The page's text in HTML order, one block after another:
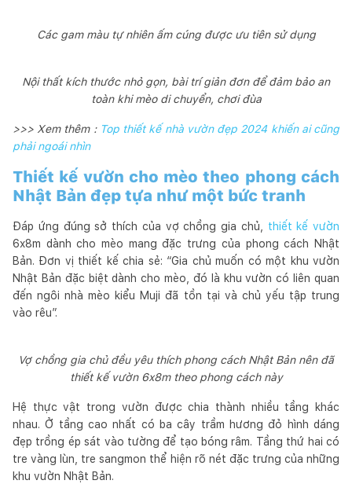
Các gam màu tự nhiên ấm cúng được ưu tiên sử dụng
Nội thất kích thước nhỏ gọn, bài trí giản đơn để đảm bảo an
toàn khi mèo di chuyển, chơi đùa
>>> Xem thêm : Top thiết kế nhà vườn đẹp 2024 khiến ai cũng
phải ngoái nhìn
Thiết kế vườn cho mèo theo phong cách
Nhật Bản đẹp tựa như một bức tranh
Đáp ứng đúng sở thích của vợ chồng gia chủ, thiết kế vườn
6x8m dành cho mèo mang đặc trưng của phong cách Nhật
Bản. Đơn vị thiết kế chia sẻ: “Gia chủ muốn có một khu vườn
Nhật Bản đặc biệt dành cho mèo, đó là khu vườn có liên quan
đến ngôi nhà mèo kiểu Muji đã tồn tại và chủ yếu tập trung
vào rêu”.
Vợ chồng gia chủ đều yêu thích phong cách Nhật Bản nên đã
thiết kế vườn 6x8m theo phong cách này
Hệ thực vật trong vườn được chia thành nhiều tầng khác
nhau. Ở tầng cao nhất có ba cây trầm hương đỏ hình dáng
đẹp trồng ép sát vào tường để tạo bóng râm. Tầng thứ hai có
tre vàng lùn, tre sangmon thể hiện rõ nét đặc trưng của những
khu vườn Nhật Bản.